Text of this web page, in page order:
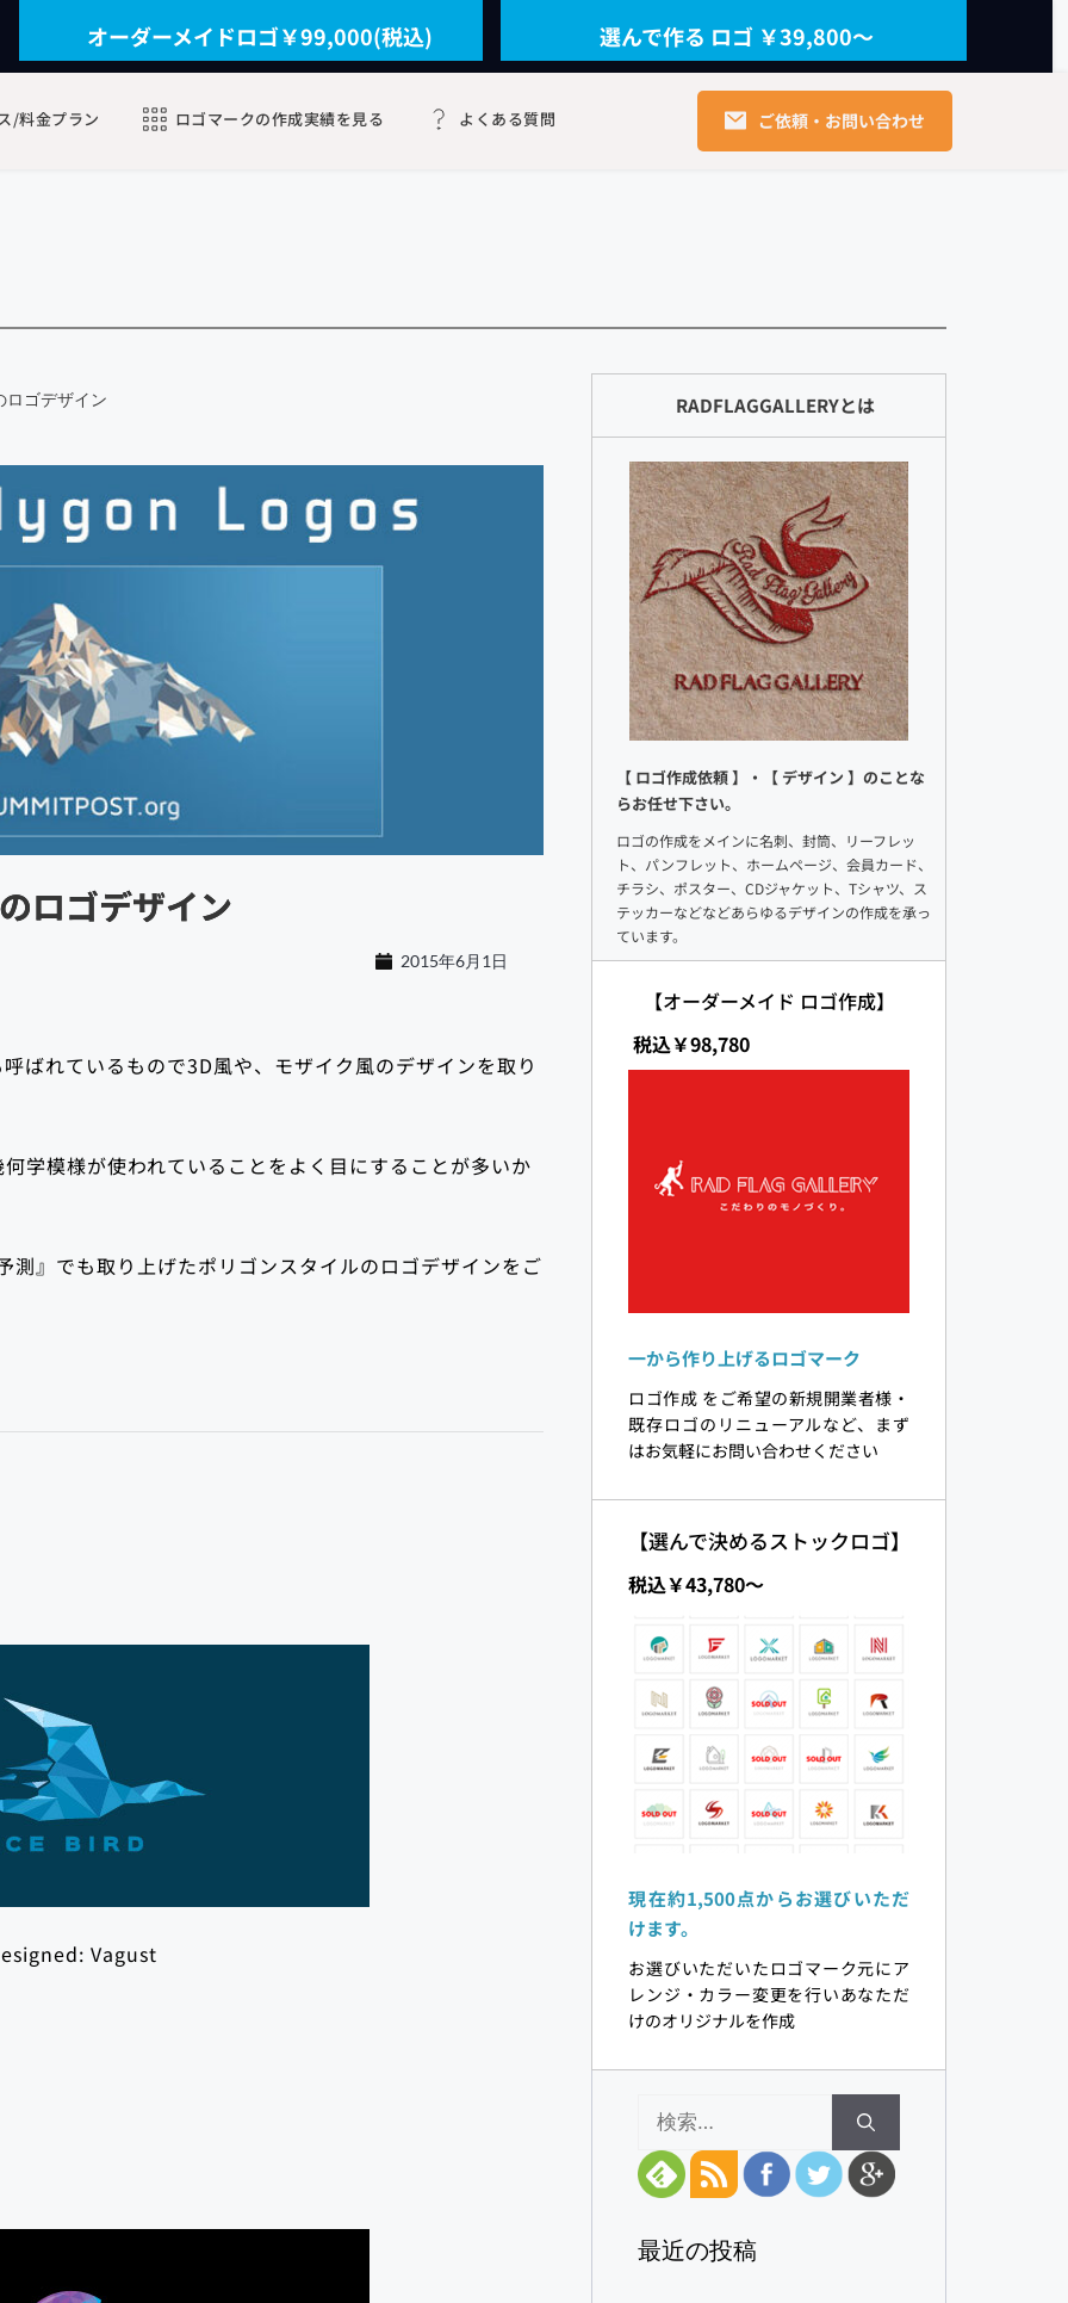
オーダーメイドロゴ￥99,000(税込) 選んで作る ロゴ ￥39,800〜
/料金プラン ロゴマークの作成実績を見る よくある質問 ご依頼・お問い合わせ
ロゴデザイン
ロゴデザイン
2015年6月1日
ばれているもので3D風や、モザイク風のデザインを取り
学模様が使われていることをよく目にすることが多いか
』でも取り上げたポリゴンスタイルのロゴデザインをご
Vagust
RADFLAGGALLERYとは
【 ロゴ作成依頼 】・【 デザイン 】のことな
らお任せ下さい。
ロゴの作成をメインに名刺、封筒、リーフレッ
ト、パンフレット、ホームページ、会員カード、
チラシ、ポスター、CDジャケット、Tシャツ、ス
テッカーなどなどあらゆるデザインの作成を承っ
ています。
【オーダーメイド ロゴ作成】
税込￥98,780
一から作り上げるロゴマーク
ロゴ作成 をご希望の新規開業者様・
既存ロゴのリニューアルなど、まず
はお気軽にお問い合わせください
【選んで決めるストックロゴ】
税込￥43,780〜
現在約1,500点からお選びいただ
けます。
お選びいただいたロゴマーク元にア
レンジ・カラー変更を行いあなただ
けのオリジナルを作成
索:
最近の投稿